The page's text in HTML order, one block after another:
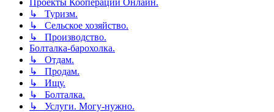
↳ Туризм.
↳ Сельское хозяйство.
↳ Производство.
Болталка-барохолка.
↳ Отдам.
↳ Продам.
↳ Ищу.
↳ Болталка.
↳ Услуги. Могу-нужно.